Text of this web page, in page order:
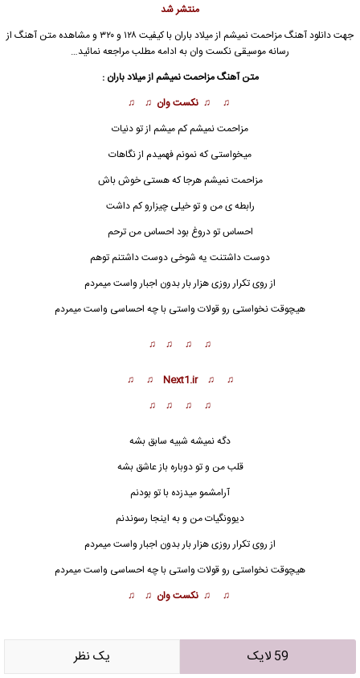
منتشر شد
جهت دانلود آهنگ مزاحمت نمیشم ازمیلاد باران
با کیفیت ۱۲۸ و ۳۲۰ و مشاهده متن آهنگ از
رسانه موسیقی نکست وان به ادامه مطلب مراجعه نمائید…
متن آهنگ مزاحمت نمیشم از میلاد باران :
♫ ♫ نکست وان ♫ ♫
مزاحمت نمیشم کم میشم از تو دنیات
میخواستی که نمونم فهمیدم از نگاهات
مزاحمت نمیشم هرجا که هستی خوش باش
رابطه ی من و تو خیلی چیزارو کم داشت
احساس تو دروغ بود احساس من ترحم
دوست داشتنت یه شوخی دوست داشتنم توهم
از روی تکرار روزی هزار بار بدون اجبار واست میمردم
هیچوقت نخواستی رو قولات واستی با چه احساسی واست میمردم
♫ ♫ ♫ ♫
♫ ♫ Next1.ir ♫ ♫
♫ ♫ ♫ ♫
دگه نمیشه شبیه سابق بشه
قلب من و تو دوباره باز عاشق بشه
آرامشمو میدزده با تو بودنم
دیوونگیات من و به اینجا رسوندنم
از روی تکرار روزی هزار بار بدون اجبار واست میمردم
هیچوقت نخواستی رو قولات واستی با چه احساسی واست میمردم
♫ ♫ نکست وان ♫ ♫
59 لایک يک نظر